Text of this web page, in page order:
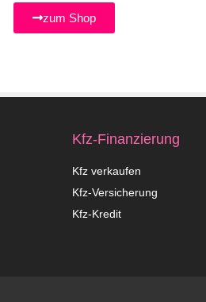
zum Shop
Kfz-Finanzierung
Kfz verkaufen
Kfz-Versicherung
Kfz-Kredit